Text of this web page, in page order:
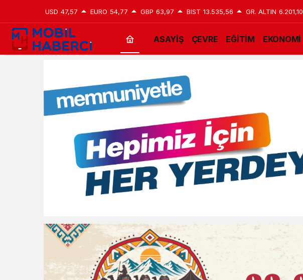
USD 47,57 EURO 54,77 GBP 63,97 BIST 13.535,56 GR. ALTIN 6.201,10
ASAYİŞ ÇEVRE EĞİTİM EKONOMİ